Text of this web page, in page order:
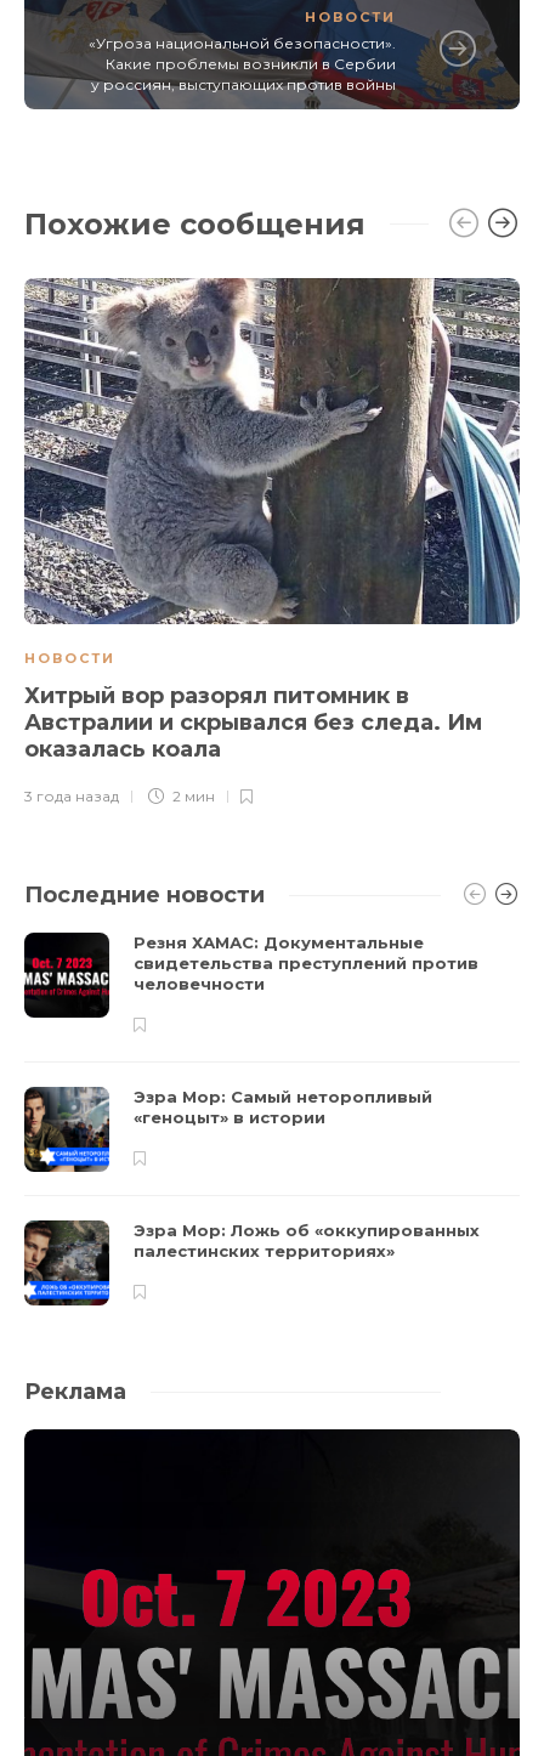
НОВОСТИ
«Угроза национальной безопасности».
Какие проблемы возникли в Сербии
у россиян, выступающих против войны
Похожие сообщения
НОВОСТИ
Хитрый вор разорял питомник в
Австралии и скрывался без следа. Им
оказалась коала
3 года назад 2 мин
Последние новости
Резня ХАМАС: Документальные
свидетельства преступлений против
человечности
Эзра Мор: Самый неторопливый
«геноцыт» в истории
Эзра Мор: Ложь об «оккупированных
палестинских территориях»
Реклама